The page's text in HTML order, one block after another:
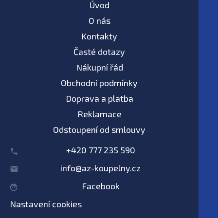
Úvod
O nás
Kontakty
Časté dotazy
Nákupní řád
Obchodní podmínky
Doprava a platba
Reklamace
Odstoupení od smlouvy
+420 777 235 590
info@az-koupelny.cz
Facebook
Nastavení cookies